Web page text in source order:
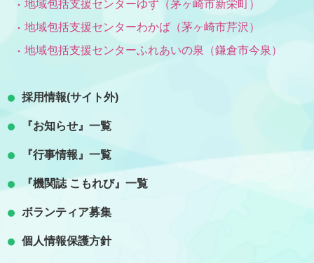
地域包括支援センターゆず（茅ヶ崎市新栄町）
地域包括支援センターわかば（茅ヶ崎市芹沢）
地域包括支援センターふれあいの泉（鎌倉市今泉）
採用情報(サイト外)
『お知らせ』一覧
『行事情報』一覧
『機関誌 こもれび』一覧
ボランティア募集
個人情報保護方針